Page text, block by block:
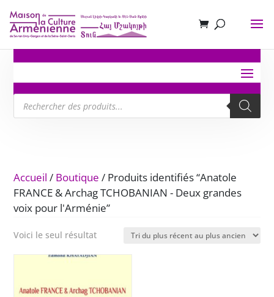
Recherche
de
produits
Accueil / Boutique / Produits identifiés “Anatole
FRANCE & Archag TCHOBANIAN - Deux grandes
voix pour l'Arménie”
Voici le seul résultat